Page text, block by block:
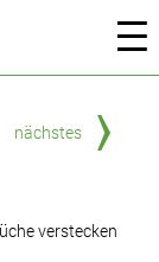
nächstes
verstecken